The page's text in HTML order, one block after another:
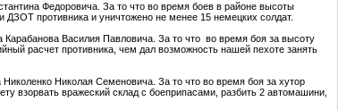
Федоровича. За то что во время боев в районе высоты
противника и уничтожено не менее 15 немецких солдат.
Василия Павловича. За то что во время боя за высоту
расчет противника, чем дал возможность нашей пехоте занять
Николая Семеновича. За то что во время боя за хутор
взорвать вражеский склад с боеприпасами, разбить 2 автомашини,